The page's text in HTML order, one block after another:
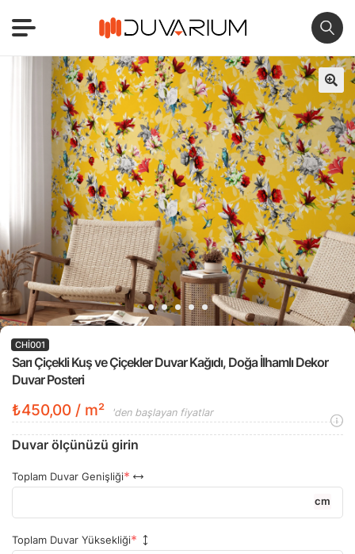
🔍
Sarı Çiçekli Kuş ve Çiçekler Duvar Kağıdı, Doğa İlhamlı Dekor
Duvar Posteri
CHI001
₺450,00 / m² 'den başlayan fiyatlar
Duvar ölçünüzü girin
Toplam Duvar Genişliği
cm
Toplam Duvar Yüksekliği